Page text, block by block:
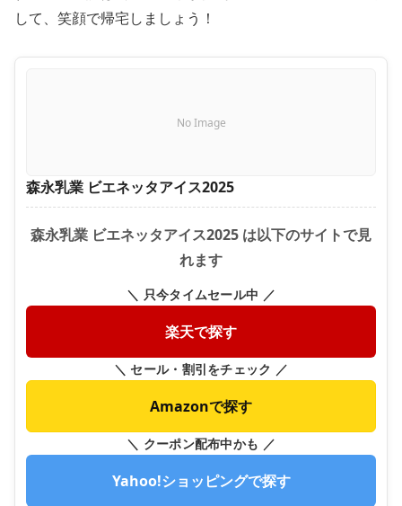
して、笑顔で帰宅しましょう！
No Image
森永乳業 ビエネッタアイス2025
森永乳業 ビエネッタアイス2025 は以下のサイトで見
れます
＼ 只今タイムセール中 ／
楽天で探す
＼ セール・割引をチェック ／
Amazonで探す
＼ クーポン配布中かも ／
Yahoo!ショッピングで探す